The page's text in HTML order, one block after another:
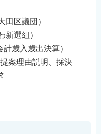
区議団）
選組）
歳入歳出決算）
案理由説明、採決